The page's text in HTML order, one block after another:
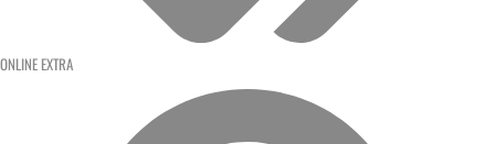
ONLINE EXTRA